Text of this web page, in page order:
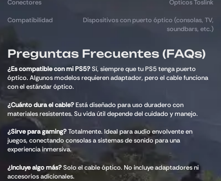
Conectores Ópticos Toslink
Compatibilidad
Dispositivos con puerto óptico (consolas, TV,
soundbars, etc.)
Preguntas Frecuentes (FAQs)
¿Es compatible con mi PS5?Sí, siempre que tu PS5 tenga puerto
óptico. Algunos modelos requieren adaptador, pero el cable funciona
con el estándar óptico.
¿Cuánto dura el cable? Está diseñado para uso duradero con
materiales resistentes. Su vida útil depende del cuidado y manejo.
¿Sirve para gaming?Totalmente. Ideal para audio envolvente en
juegos, conectando consolas a sistemas de sonido para una
experiencia inmersiva.
¿Incluye algo más?Solo el cable óptico. No incluye adaptadores ni
accesorios adicionales.